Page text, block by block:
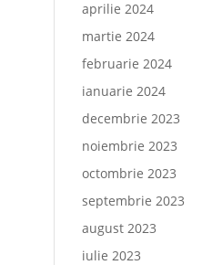
aprilie 2024
martie 2024
februarie 2024
ianuarie 2024
decembrie 2023
noiembrie 2023
octombrie 2023
septembrie 2023
august 2023
iulie 2023